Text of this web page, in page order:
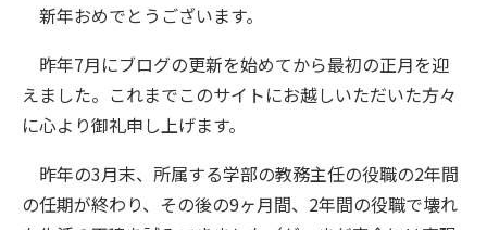
新年おめでとうございます。
昨年7月にブログの更新を始めてから最初の正月を迎
えました。これまでこのサイトにお越しいただいた方々
に心より御礼申し上げます。
昨年の3月末、所属する学部の教務主任の役職の2年間
の任期が終わり、その後の9ヶ月間、2年間の役職で壊れ